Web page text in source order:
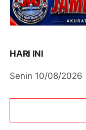
HARI INI
Senin 10/08/2026